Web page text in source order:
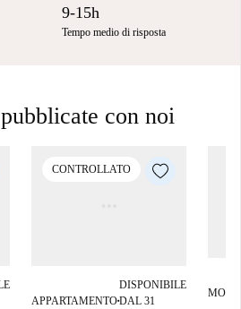
9-15h
Tempo medio di risposta
con noi
CONTROLLATO
APPARTAMENTO■
DISPONIBILE
DAL 31